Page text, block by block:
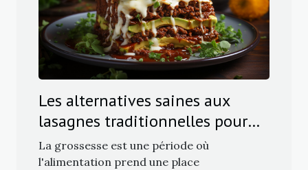
Les alternatives saines aux
lasagnes traditionnelles pour
les femmes enceintes
La grossesse est une période où
l'alimentation prend une place